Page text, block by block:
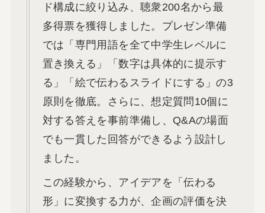
ド構成に絞り込み、聴衆200名から最
多得票を獲得しました。プレゼン準備
では「専門用語を全て中学生レベルに
置き換える」「数字は具体的に提示す
る」「絵で伝わるスライドにする」の3
原則を徹底。さらに、想定質問10個に
対する答えを事前準備し、Q&Aの場面
でも一貫した回答ができるよう設計し
ました。
この経験から、アイデアを「伝わる
形」に変換する力が、企画の評価を決